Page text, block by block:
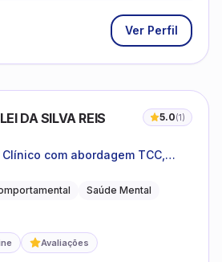
Ver Perfil
DA SILVA REIS 5.0(1)
com abordagem TCC,
Saúde Mental
Avaliações